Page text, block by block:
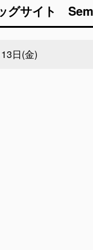
グサイト
日(金)